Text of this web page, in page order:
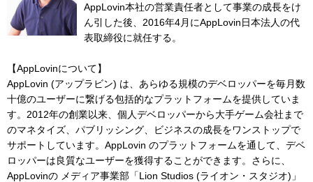
AppLovin本社の営業責任者として事業の成長をけ
ん引した後、2016年4月にAppLovin日本法人の代
表取締役に就任する。
【AppLovinについて】
AppLovin (アップラビン) は、あらゆる規模のデベロッパーを毎月数
十億のユーザーに繋げる包括的なプラットフォームを提供していま
す。2012年の創業以来、個人デベロッパーから大手ゲーム会社まで
のマネタイズ、パブリッシング、ビジネスの成長をワンストップで
サポートしています。AppLovin のプラットフォームを通して、デベ
ロッパーは良質なユーザーを獲得することができます。さらに、
AppLovinの メディア事業部「Lion Studios (ライオン・スタジオ)」